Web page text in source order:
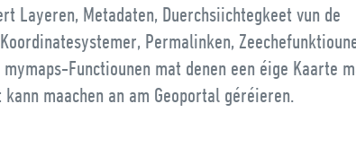
Layeren, Metadaten, Duerchsiichtegkeet vun de
Permalinken,
Functiounen mat denen een éige Kaarte
maachen an am Geoportal géréieren.